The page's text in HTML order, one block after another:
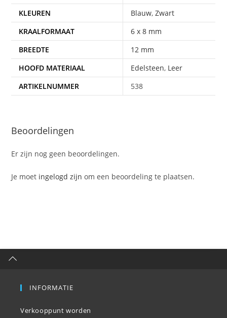
KLEUREN
Blauw,Zwart
KRAALFORMAAT
6 x 8 mm
BREEDTE
12 mm
HOOFD MATERIAAL
Edelsteen, Leer
ARTIKELNUMMER
538
Beoordelingen
Er zijn nog geen beoordelingen.
Je moet ingelogd zijn om een beoordeling te plaatsen.
INFORMATIE
Verkooppunt worden